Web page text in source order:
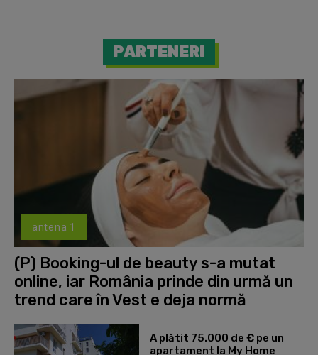
PARTENERI
antena 1
(P) Booking-ul de beauty s-a mutat
online, iar România prinde din urmă un
trend care în Vest e deja normă
A plătit 75.000 de € pe un
apartament la My Home